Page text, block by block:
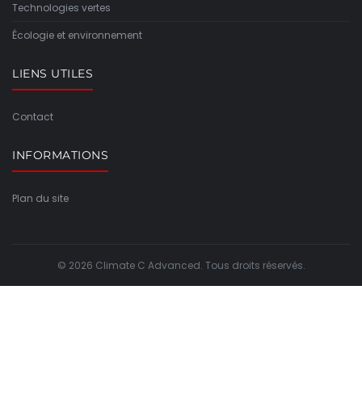
Technologies vertes
Écologie et environnement
LIENS UTILES
Contact
INFORMATIONS
Plan du site
© 2026 Climate C Advanced. Tous droits réservés.